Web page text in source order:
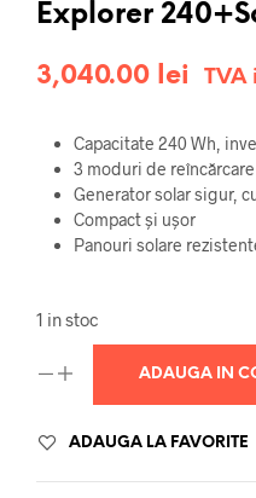
Explorer
3,040.00 lei TVA
Capacitate 240 Wh,
3 moduri de reîncărcare
Generator solar sigur,
Compact și ușor
Panouri solare
1 in stoc
ADAUGA IN
ADAUGA LA FAVORITE